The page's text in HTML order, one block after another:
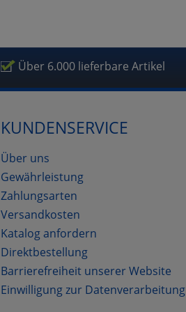
Über 6.000 lieferbare Artikel
KUNDENSERVICE
Über uns
Gewährleistung
Zahlungsarten
Versandkosten
Katalog anfordern
Direktbestellung
Barrierefreiheit unserer Website
Einwilligung zur Datenverarbeitung